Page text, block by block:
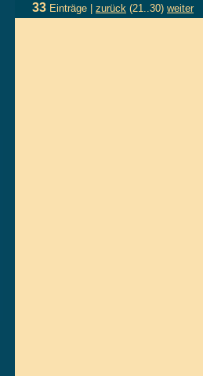
33 Einträge | zurück (21..30) weiter